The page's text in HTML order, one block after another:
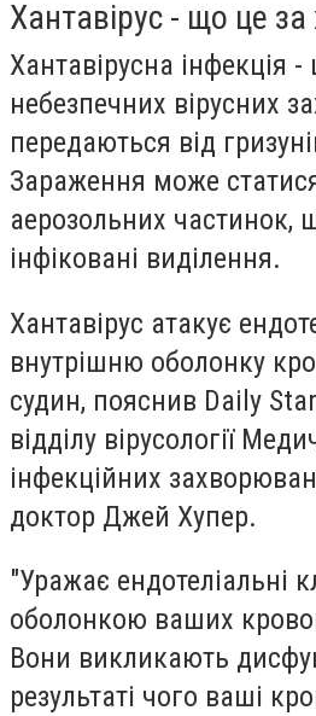
Хантавірус - що це
Хантавірусна інфекція -
небезпечних вірусних
передаються від
Зараження може
аерозольних частинок,
інфіковані виділення.
Хантавірус атакує
внутрішню оболонку
судин, пояснив Daily
відділу вірусології
інфекційних
доктор Джей Хупер.
"Уражає ендотеліальні
оболонкою ваших
Вони викликають
результаті чого ваші